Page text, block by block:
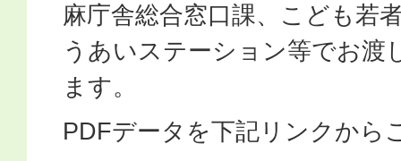
麻庁舎総合窓口課、こども若
うあいステーション等でお渡
ます。
PDFデータを下記リンクから